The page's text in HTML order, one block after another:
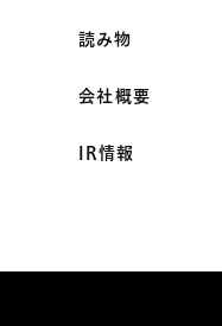
読み物
会社概要
IR情報